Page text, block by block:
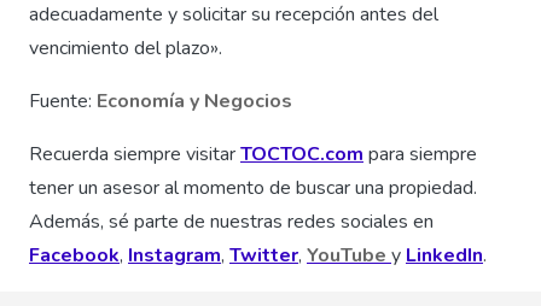
adecuadamente y solicitar su recepción antes del
vencimiento del plazo».
Fuente: Economía y Negocios
Recuerda siempre visitarTOCTOC.com para siempre
tener un asesor al momento de buscar una propiedad.
Además, sé parte de nuestras redes sociales en
Facebook, Instagram, Twitter, YouTube y LinkedIn.